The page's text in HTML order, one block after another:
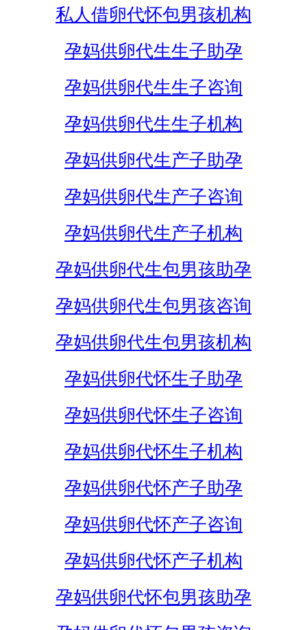
私人借卵代怀包男孩机构
孕妈供卵代生生子助孕
孕妈供卵代生生子咨询
孕妈供卵代生生子机构
孕妈供卵代生产子助孕
孕妈供卵代生产子咨询
孕妈供卵代生产子机构
孕妈供卵代生包男孩助孕
孕妈供卵代生包男孩咨询
孕妈供卵代生包男孩机构
孕妈供卵代怀生子助孕
孕妈供卵代怀生子咨询
孕妈供卵代怀生子机构
孕妈供卵代怀产子助孕
孕妈供卵代怀产子咨询
孕妈供卵代怀产子机构
孕妈供卵代怀包男孩助孕